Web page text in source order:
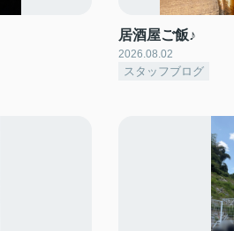
居酒屋ご飯♪
2026.08.02
スタッフブログ